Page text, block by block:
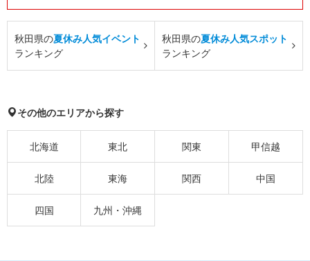
秋田県の夏休み人気イベント
ランキング
秋田県の夏休み人気スポット
ランキング
その他のエリアから探す
北海道 東北 関東 甲信越
北陸 東海 関西 中国
四国 九州・沖縄